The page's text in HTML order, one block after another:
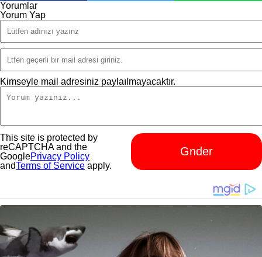
Yorumlar
Yorum Yap
Kimseyle mail adresiniz paylaılmayacaktır.
Gnder
This site is protected by
reCAPTCHA and the
GooglePrivacy Policy
andTerms of Service apply.